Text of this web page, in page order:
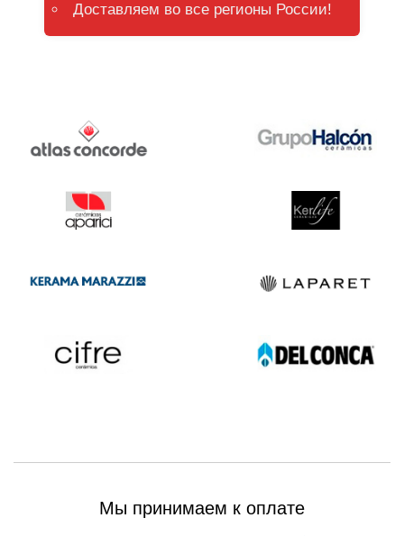
Доставляем во все регионы России!
Мы принимаем к оплате